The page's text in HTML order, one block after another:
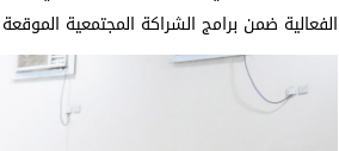
الفعالية ضمن برامج الشراكة المجتمعية